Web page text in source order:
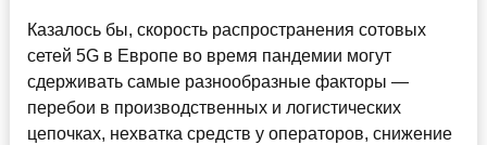
Казалось бы, скорость распространения сотовых
сетей 5G в Европе во время пандемии могут
сдерживать самые разнообразные факторы —
перебои в производственных и логистических
цепочках, нехватка средств у операторов, снижение